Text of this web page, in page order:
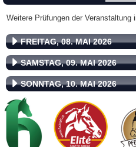
Weitere Prüfungen der Veranstaltung
FREITAG, 08. MAI 2026
SAMSTAG, 09. MAI 2026
SONNTAG, 10. MAI 2026